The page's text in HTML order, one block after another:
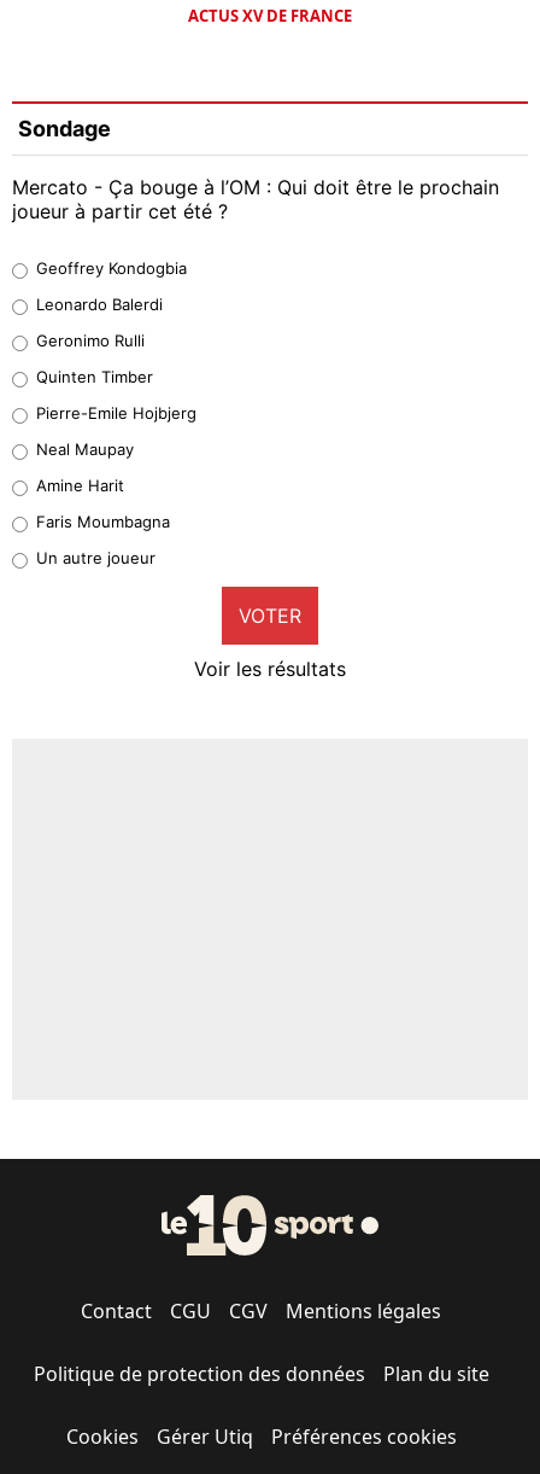
ACTUS XV DE FRANCE
Sondage
Mercato - Ça bouge à l’OM : Qui doit être le prochain
joueur à partir cet été ?
38%
32%
5%
1%
9%
Geoffrey Kondogbia
Leonardo Balerdi
Geronimo Rulli
Quinten Timber
Pierre-Emile Hojbjerg
Neal Maupay
Amine Harit
Faris Moumbagna
Un autre joueur
VOTER
Voir les résultats
Contact CGU CGV Mentions légales
Politique de protection des données Plan du site
Cookies Gérer Utiq Préférences cookies